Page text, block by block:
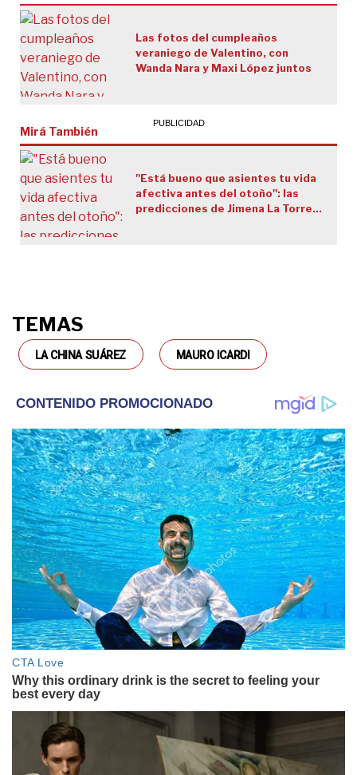
Las fotos del cumpleaños
veraniego de Valentino, con
Wanda Nara y Maxi López juntos
Mirá También
"Está bueno que asientes tu vida
afectiva antes del otoño": las
predicciones de Jimena La Torre
TEMAS
LA CHINA SUÁREZ MAURO ICARDI